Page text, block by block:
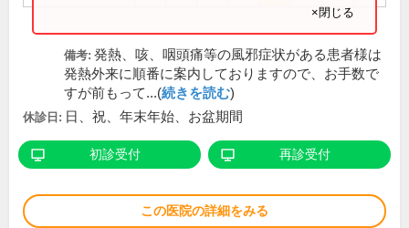
×閉じる
備考: 発熱、咳、咽頭痛等の風邪症状がある患者様は
発熱外来に順番に案内しておりますので、お手数で
すが前もって...(続きを読む)
休診日: 日、祝、年末年始、お盆期間
初診受付 再診受付
この医院の詳細をみる